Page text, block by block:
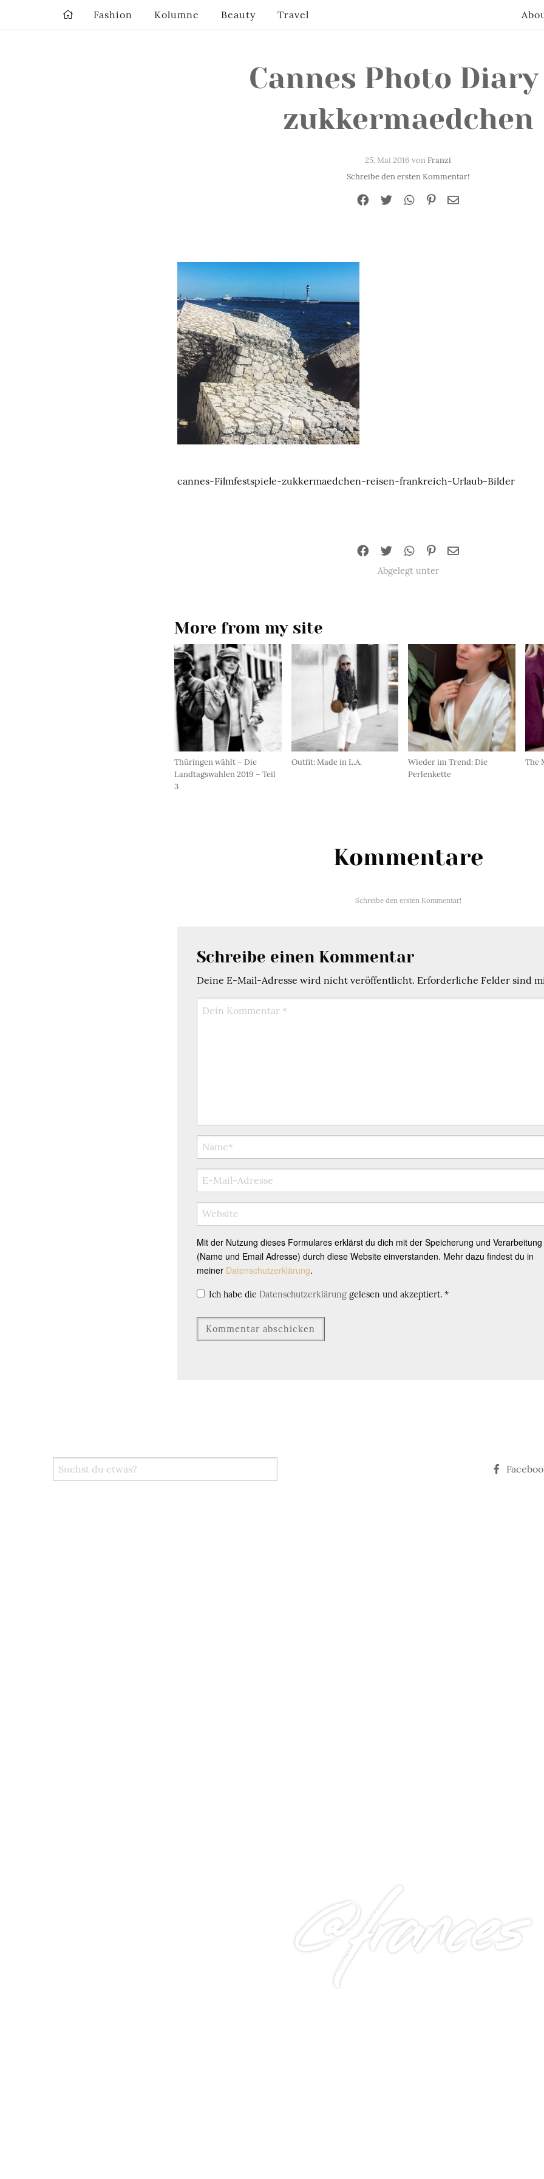
Cannes Photo
zukkermaedchen
25. Mai 2016 vonFranzi
Schreibe den ersten Kommentar!
cannes-Filmfestspiele-zukkermaedchen-reisen-frankreich-Urlaub-Bilder
Abgelegt unter
More from my site
Thüringen wählt – Die
Landtagswahlen 2019 – Teil
3
Outfit: Made in L.A.
Wieder im Trend: Die
Perlenkette
The
Kommentare
Schreibe den ersten Kommentar!
Schreibe einen Kommentar
Deine E-Mail-Adresse wird nicht veröffentlicht. Erforderliche Felder sind
Mit der Nutzung dieses Formulares erklärst du dich mit der Speicherung und
(Name und Email Adresse) durch diese Website einverstanden. Mehr dazu findest du in
meiner Datenschutzerklärung.
Ich habe die Datenschutzerklärung gelesen und akzeptiert. *
@frances
Fashion Kolumne Beauty Travel